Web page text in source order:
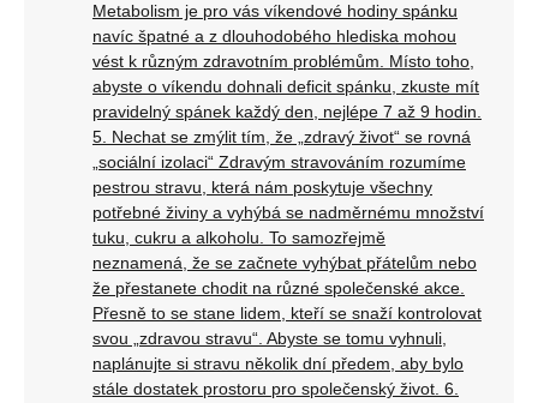
Metabolism je pro vás víkendové hodiny spánku
navíc špatné a z dlouhodobého hlediska mohou
vést k různým zdravotním problémům. Místo toho,
abyste o víkendu dohnali deficit spánku, zkuste mít
pravidelný spánek každý den, nejlépe 7 až 9 hodin.
5. Nechat se zmýlit tím, že „zdravý život“ se rovná
„sociální izolaci“ Zdravým stravováním rozumíme
pestrou stravu, která nám poskytuje všechny
potřebné živiny a vyhýbá se nadměrnému množství
tuku, cukru a alkoholu. To samozřejmě
neznamená, že se začnete vyhýbat přátelům nebo
že přestanete chodit na různé společenské akce.
Přesně to se stane lidem, kteří se snaží kontrolovat
svou „zdravou stravu“. Abyste se tomu vyhnuli,
naplánujte si stravu několik dní předem, aby bylo
stále dostatek prostoru pro společenský život. 6.